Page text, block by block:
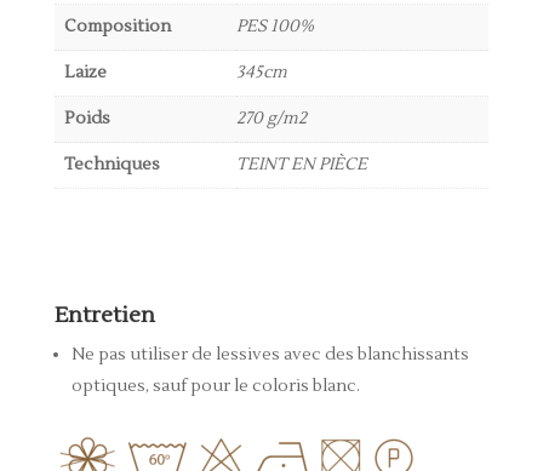
Composition PES 100%
Laize 345cm
Poids 270 g/m2
Techniques TEINT EN PIÈCE
Entretien
Ne pas utiliser de lessives avec des blanchissants
optiques, sauf pour le coloris blanc.